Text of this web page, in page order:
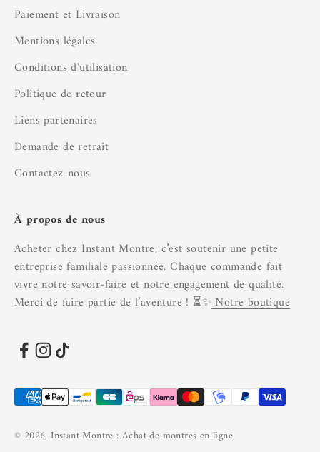
Paiement et Livraison
Mentions légales
Conditions d'utilisation
Politique de retour
Liens partenaires
Demande de retrait
Contactez-nous
À propos de nous
Acheter chez Instant Montre, c’est soutenir une petite
entreprise familiale passionnée. Chaque commande fait
vivre notre savoir-faire et notre engagement de qualité.
Merci de faire partie de l’aventure ! ⏳✨ Notre boutique
© 2026, Instant Montre : Achat de montres en ligne.